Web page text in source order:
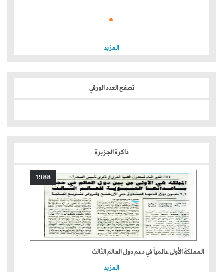
المزيد
تصفح العدد الورقي
ذاكرة الجزيرة
1988
المملكة الأولى عالمياً في دعم دول العالم الثالث
المزيد